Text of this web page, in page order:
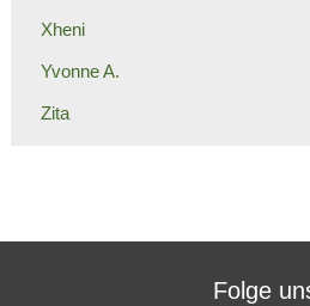
Xheni
Yvonne A.
Zita
Folge